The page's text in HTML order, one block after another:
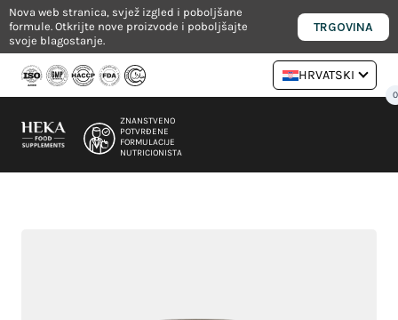
Preskoči
na
sadržaj
Nova web stranica, svjež izgled i poboljšane
formule. Otkrijte nove proizvode i poboljšajte
svoje blagostanje.
TRGOVINA
HRVATSKI
ZNANSTVENO
POTVRĐENE
FORMULACIJE
NUTRICIONISTA
0